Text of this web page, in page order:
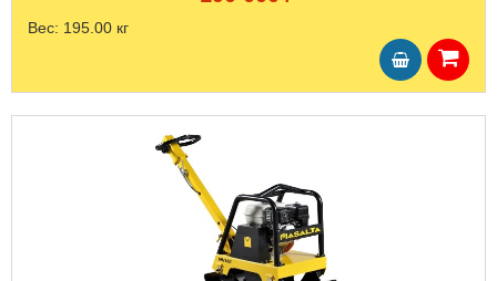
Вес: 195.00 кг